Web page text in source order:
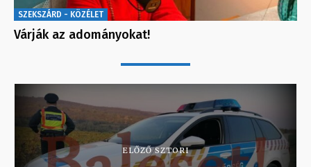
SZEKSZÁRD - KÖZÉLET
Várják az adományokat!
ELŐZŐ SZTORI